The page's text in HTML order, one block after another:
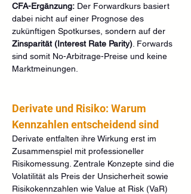
CFA-Ergänzung: Der Forwardkurs basiert
dabei nicht auf einer Prognose des
zukünftigen Spotkurses, sondern auf der
Zinsparität (Interest Rate Parity) . Forwards
sind somit No-Arbitrage-Preise und keine
Marktmeinungen.
Derivate und Risiko: Warum
Kennzahlen entscheidend sind
Derivate entfalten ihre Wirkung erst im
Zusammenspiel mit professioneller
Risikomessung. Zentrale Konzepte sind die
Volatilität als Preis der Unsicherheit sowie
Risikokennzahlen wie Value at Risk (VaR)